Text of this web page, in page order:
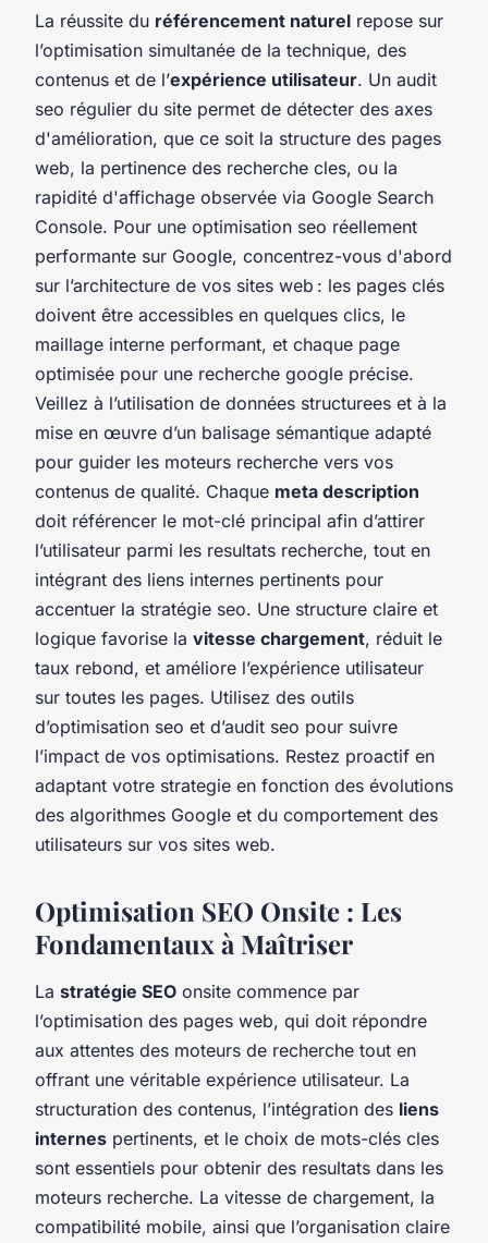
La réussite du référencement naturel repose sur
l’optimisation simultanée de la technique, des
contenus et de l’expérience utilisateur. Un audit
seo régulier du site permet de détecter des axes
d'amélioration, que ce soit la structure des pages
web, la pertinence des recherche cles, ou la
rapidité d'affichage observée via Google Search
Console. Pour une optimisation seo réellement
performante sur Google, concentrez-vous d'abord
sur l’architecture de vos sites web : les pages clés
doivent être accessibles en quelques clics, le
maillage interne performant, et chaque page
optimisée pour une recherche google précise.
Veillez à l’utilisation de données structurees et à la
mise en œuvre d’un balisage sémantique adapté
pour guider les moteurs recherche vers vos
contenus de qualité. Chaque meta description
doit référencer le mot-clé principal afin d’attirer
l’utilisateur parmi les resultats recherche, tout en
intégrant des liens internes pertinents pour
accentuer la stratégie seo. Une structure claire et
logique favorise la vitesse chargement, réduit le
taux rebond, et améliore l’expérience utilisateur
sur toutes les pages. Utilisez des outils
d’optimisation seo et d’audit seo pour suivre
l’impact de vos optimisations. Restez proactif en
adaptant votre strategie en fonction des évolutions
des algorithmes Google et du comportement des
utilisateurs sur vos sites web.
Optimisation SEO Onsite : Les
Fondamentaux à Maîtriser
La stratégie SEO onsite commence par
l’optimisation des pages web, qui doit répondre
aux attentes des moteurs de recherche tout en
offrant une véritable expérience utilisateur. La
structuration des contenus, l’intégration des liens
internes pertinents, et le choix de mots-clés cles
sont essentiels pour obtenir des resultats dans les
moteurs recherche. La vitesse de chargement, la
compatibilité mobile, ainsi que l’organisation claire